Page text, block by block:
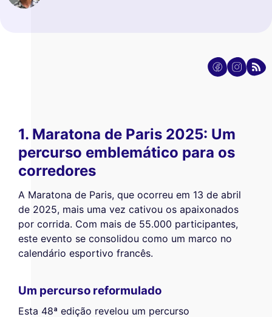
1. Maratona de Paris 2025: Um
percurso emblemático para os
corredores
A Maratona de Paris, que ocorreu em 13 de abril
de 2025, mais uma vez cativou os apaixonados
por corrida. Com mais de 55.000 participantes,
este evento se consolidou como um marco no
calendário esportivo francês.
Um percurso reformulado
Esta 48ª edição revelou um percurso